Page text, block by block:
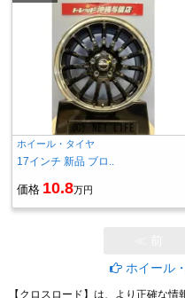
ホイール・タイヤ
17インチ 新品 ブロ..
価格 10.8万円
ホイール
【クロスロード】は、より正確な